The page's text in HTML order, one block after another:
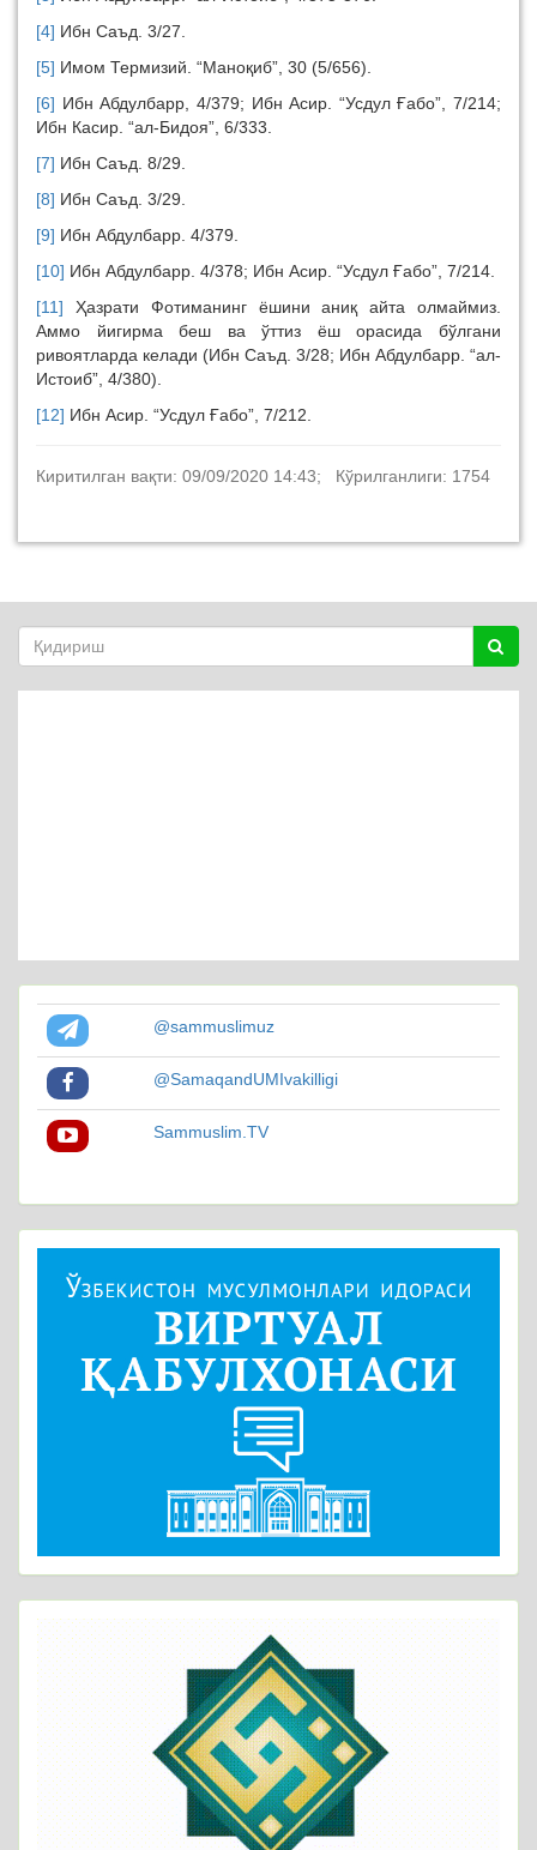
[4] Ибн Саъд. 3/27.
[5] Имом Термизий. “Маноқиб”, 30 (5/656).
[6] Ибн Абдулбарр, 4/379; Ибн Асир. “Усдул Ғабо”, 7/214;
Ибн Касир. “ал-Бидоя”, 6/333.
[7] Ибн Саъд. 8/29.
[8] Ибн Саъд. 3/29.
[9] Ибн Абдулбарр. 4/379.
[10] Ибн Абдулбарр. 4/378; Ибн Асир. “Усдул Ғабо”, 7/214.
[11]
Ҳазрати Фотиманинг ёшини аниқ айта олмаймиз.
Аммо йигирма беш ва ўттиз ёш орасида бўлгани
ривоятларда келади (Ибн Саъд. 3/28; Ибн Абдулбарр. “ал-
Истоиб”, 4/380).
[12] Ибн Асир. “Усдул Ғабо”, 7/212.
Киритилган вақти: 09/09/2020 14:43; Кўрилганлиги: 1754
@sammuslimuz
@SamaqandUMIvakilligi
Sammuslim.TV